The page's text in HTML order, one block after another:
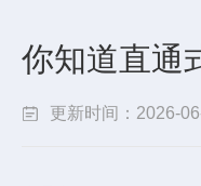
你知道直通
更新时间：2026-